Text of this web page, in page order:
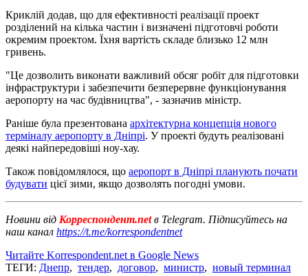
Криклій додав, що для ефективності реалізації проект
розділений на кілька частин і визначені підготовчі роботи
окремим проектом. Їхня вартість складе близько 12 млн
гривень.
"Це дозволить виконати важливий обсяг робіт для підготовки
інфраструктури і забезпечити безперервне функціонування
аеропорту на час будівництва", - зазначив міністр.
Раніше була презентована архітектурна концепція нового
терміналу аеропорту в Дніпрі. У проекті будуть реалізовані
деякі найпередовіші ноу-хау.
Також повідомлялося, що аеропорт в Дніпрі планують почати
будувати цієї зими, якщо дозволять погодні умови.
Новини від Корреспондент.netв Telegram. Підписуйтесь на
наш канал https://t.me/korrespondentnet
Читайте Korrespondent.net в Google News
ТЕГИ: Днепр, тендер, договор, министр, новый терминал